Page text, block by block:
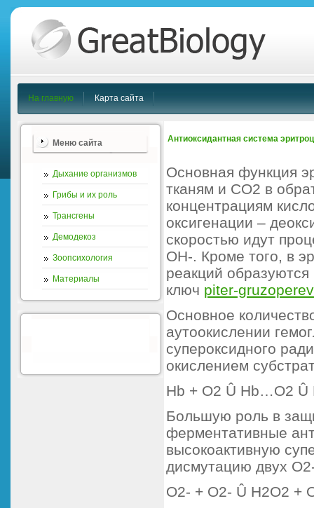
На главную Карта сайта
Антиоксидантная система
Основная функция
тканям и СО2 в
концентрациям
оксигенации –
скоростью идут
ОН-. Кроме того, в
реакций
ключ piter-
Основное
аутоокислении
супероксидного
окислением
Hb + O2 Û Hb…O2 Û
Большую роль в
ферментативные
высокоактивную
дисмутацию двух
O2- + O2- Û H2O2 +
Меню сайта
Дыхание организмов
Грибы и их роль
Трансгены
Демодекоз
Зоопсихология
Материалы